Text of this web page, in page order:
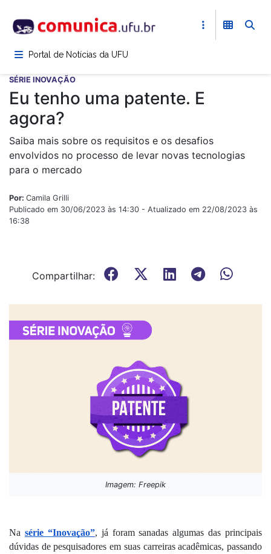
para
conteúdoPortal de Notícias da UFU
SÉRIE INOVAÇÃO
Eu tenho uma patente. E
agora?
Saiba mais sobre os requisitos e os desafios
envolvidos no processo de levar novas tecnologias
para o mercado
Por: Camila Grilli
Publicado em 30/06/2023 às 14:30 - Atualizado em 22/08/2023 às
16:38
Compartilhar:
Imagem: Freepik
Na série “Inovação”, já foram sanadas algumas das principais
dúvidas de pesquisadores em suas carreiras acadêmicas, passando